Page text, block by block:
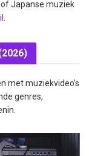
Japanse muziek
met muziekvideo’s
genres,